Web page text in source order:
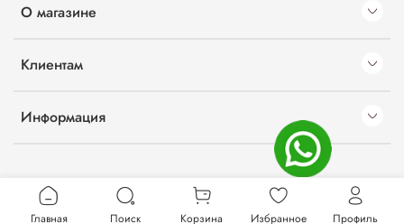
О магазине
Клиентам
Информация
Главная Поиск Корзина Избранное Профиль